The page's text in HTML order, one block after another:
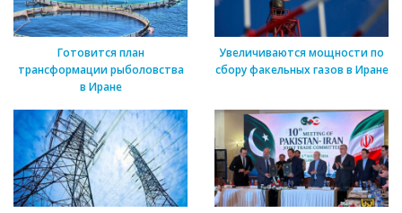
Готовится план
трансформации рыболовства
в Иране
Увеличиваются мощности по
сбору факельных газов в Иране